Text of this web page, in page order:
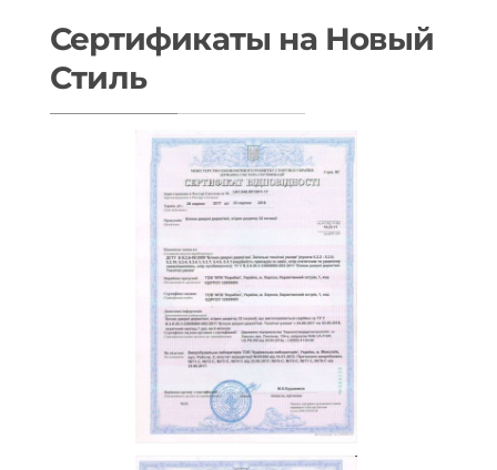
Сертификаты на Новый
Стиль